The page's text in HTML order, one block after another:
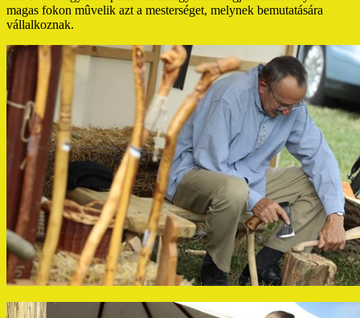
magas fokon mûvelik azt a mesterséget, melynek bemutatására
vállalkoznak.